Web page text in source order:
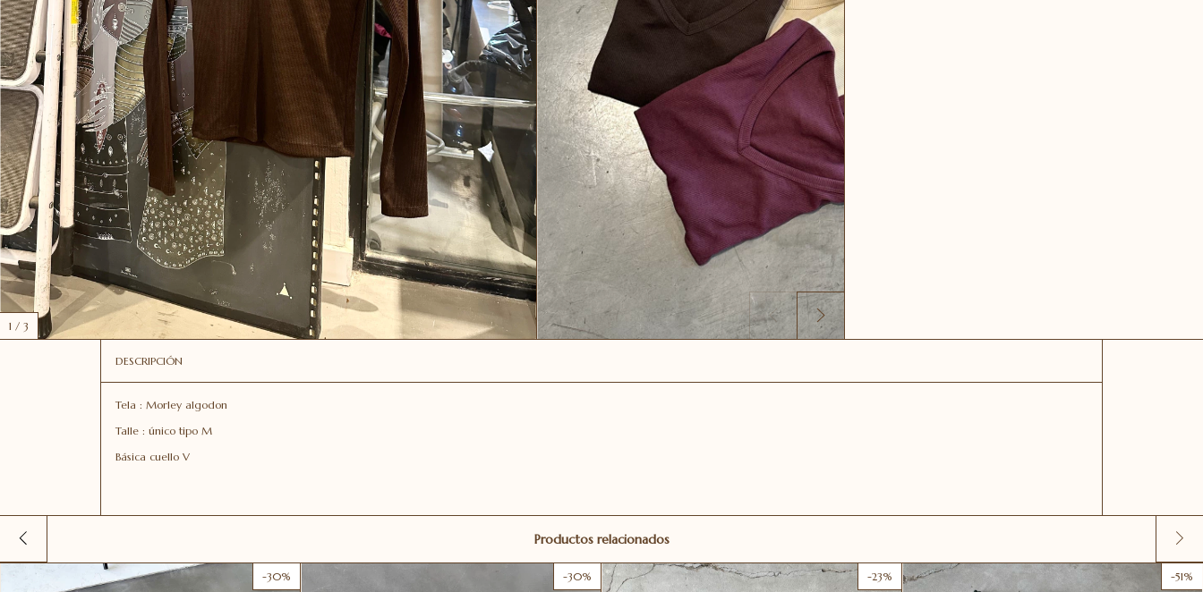
1 / 3
DESCRIPCIÓN
Tela : Morley algodon
Talle : único tipo M
Básica cuello V
Productos relacionados
-30% -30% -23% -51%